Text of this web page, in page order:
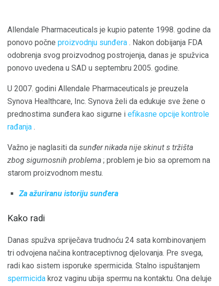
Allendale Pharmaceuticals je kupio patente 1998. godine da
ponovo počne proizvodnju sunđera . Nakon dobijanja FDA
odobrenja svog proizvodnog postrojenja, danas je spužvica
ponovo uvedena u SAD u septembru 2005. godine.
U 2007. godini Allendale Pharmaceuticals je preuzela
Synova Healthcare, Inc. Synova želi da edukuje sve žene o
prednostima sunđera kao sigurne i efikasne opcije kontrole
rađanja .
Važno je naglasiti da sunđer nikada nije skinut s tržišta
zbog sigurnosnih problema ; problem je bio sa opremom na
starom proizvodnom mestu.
Za ažuriranu istoriju sunđera
Kako radi
Danas spužva spriječava trudnoću 24 sata kombinovanjem
tri odvojena načina kontraceptivnog djelovanja. Pre svega,
radi kao sistem isporuke spermicida. Stalno ispuštanjem
spermicida kroz vaginu ubija spermu na kontaktu. Ona deluje